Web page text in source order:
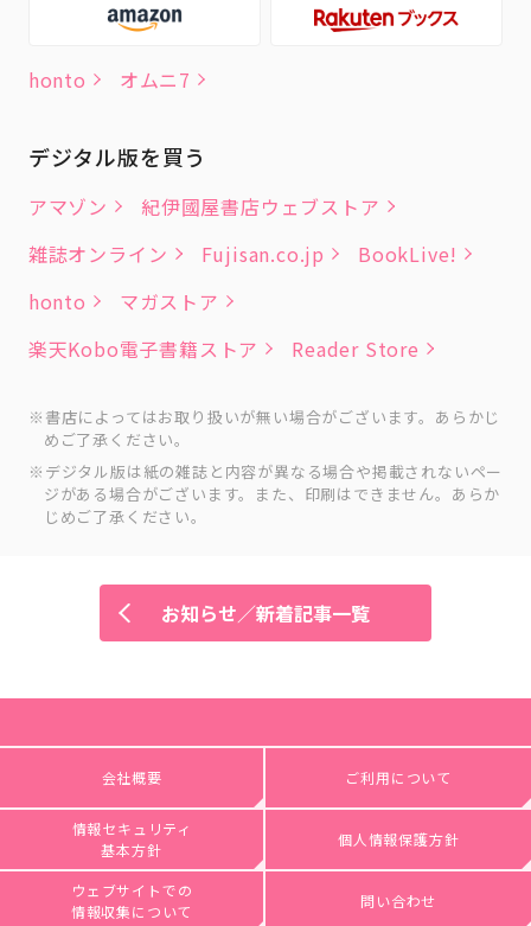
honto オムニ7
デジタル版を買う
アマゾン
紀伊國屋書店ウェブストア
雑誌オンライン
Fujisan.co.jp
BookLive!
honto
マガストア
楽天Kobo電子書籍ストア
Reader Store
書店によってはお取り扱いが無い場合がございます。あらかじ
めご了承ください。
デジタル版は紙の雑誌と内容が異なる場合や掲載されないペー
ジがある場合がございます。また、印刷はできません。あらか
じめご了承ください。
お知らせ／新着記事一覧
会社概要 ご利用について
情報セキュリティ
基本方針
個人情報保護方針
ウェブサイトでの
情報収集について
問い合わせ